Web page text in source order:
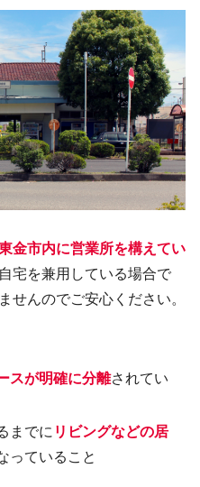
金市内に営業所を構えてい
宅を兼用している場合で
せんのでご安心ください。
スが明確に分離されてい
までに リビングなどの居
っていること